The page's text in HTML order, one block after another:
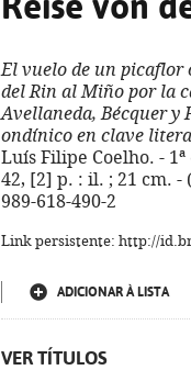
El vuelo de un picaflor
del Rin al Miño por la
Avellaneda, Bécquer y
ondínico en clave
Luís Filipe Coelho. -
42, [2] p. : il. ; 21 cm. -
989-618-490-2
Link persistente: http://
ADICIONAR À LISTA
VER TÍTULOS